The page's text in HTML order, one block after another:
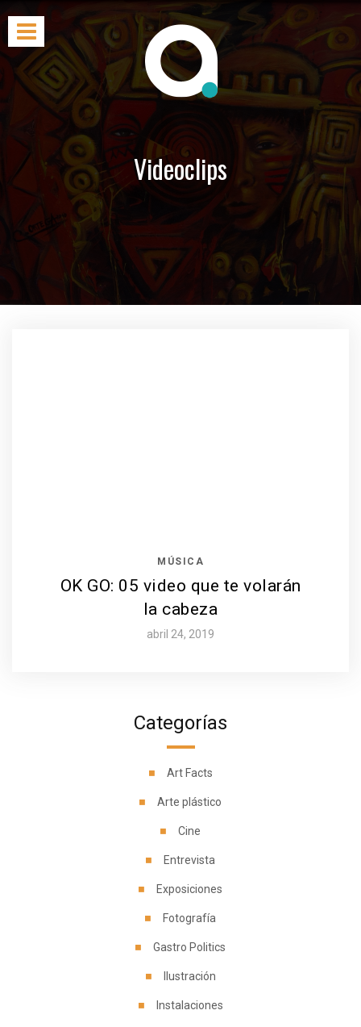
Videoclips
Categorías
Art Facts
Arte plástico
Cine
Entrevista
Exposiciones
Fotografía
Gastro Politics
Ilustración
Instalaciones
MÚSICA
OK GO: 05 video que te volarán
la cabeza
abril 24, 2019